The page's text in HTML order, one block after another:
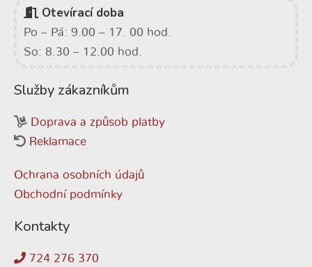
Otevírací doba
Po – Pá: 9.00 – 17. 00 hod.
So: 8.30 – 12.00 hod.
Služby zákazníkům
Doprava a způsob platby
Reklamace
Ochrana osobních údajů
Obchodní podmínky
Kontakty
724 276 370